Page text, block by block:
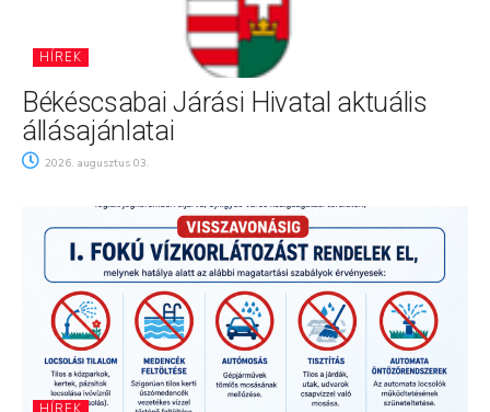
HÍREK
Békéscsabai Járási Hivatal aktuális
állásajánlatai
2026. augusztus 03.